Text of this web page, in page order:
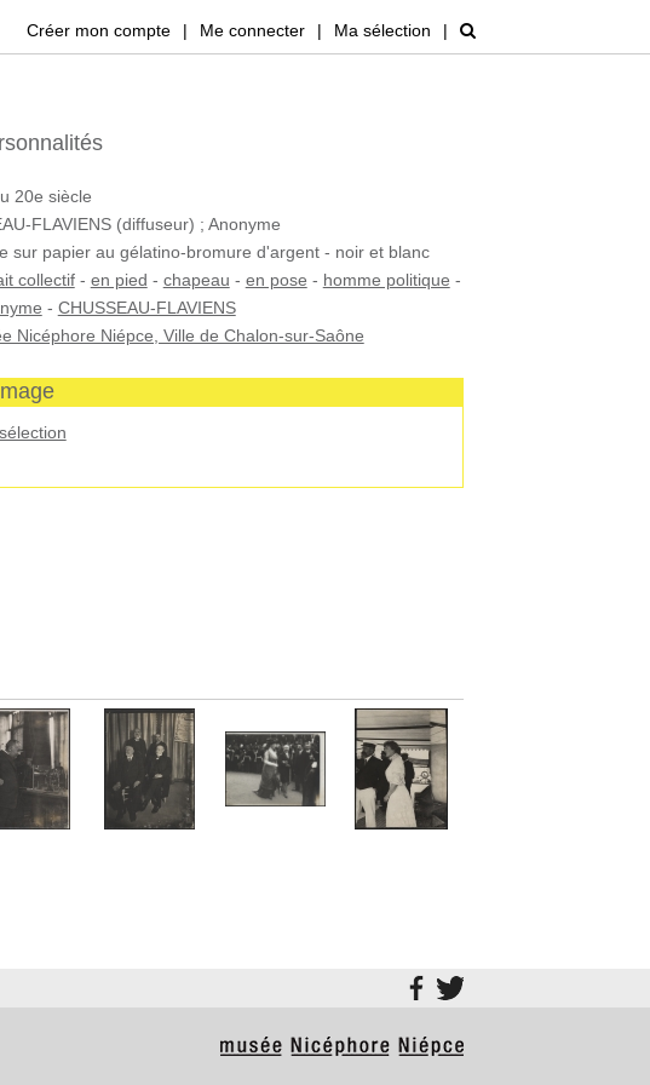
Créer mon compte | Me connecter | Ma sélection |
20e siècle
FLAVIENS (diffuseur) ; Anonyme
sur papier au gélatino-bromure d'argent - noir et blanc
collectif- en pied - chapeau - en pose - homme politique -
- CHUSSEAU-FLAVIENS
Nicéphore Niépce, Ville de Chalon-sur-Saône